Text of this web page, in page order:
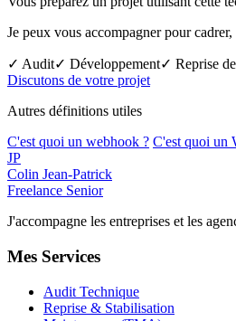
Je peux vous accompagner pour
✓ Audit✓ Développement✓ Reprise
Discutons de votre projet
Autres définitions utiles
C'est quoi un webhook ? C'est quoi un
JP
Colin Jean-Patrick
Freelance Senior
J'accompagne les entreprises et les
Mes Services
Audit Technique
Reprise & Stabilisation